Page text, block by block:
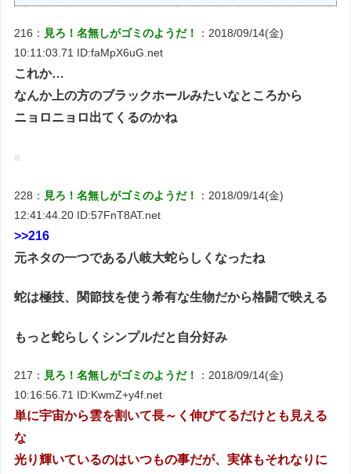
216： 見ろ！名無しがゴミのようだ！
：2018/09/14(金)
10:11:03.71 ID:faMpX6uG.net
これか…
なんか上の方のブラックホールみたいなところから
ニョロニョロ出てくるのかね
228： 見ろ！名無しがゴミのようだ！
：2018/09/14(金)
12:41:44.20 ID:57FnT8AT.net
>>216
元ネタの一つである八岐大蛇らしくなったね
蛇は極技、関節技を使う希有な生物だから格闘で映える
もっと蛇らしくシンプルだと自分好み
217： 見ろ！名無しがゴミのようだ！
：2018/09/14(金)
10:16:56.71 ID:KwmZ+y4f.net
単に宇宙から雲を割いて長～く伸びてるだけとも見える
な
光り輝いているのはいつもの事だが、実体もそれなりに